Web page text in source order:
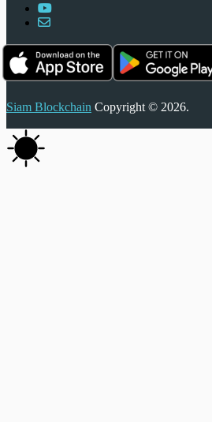
Siam Blockchain Copyright © 2026.